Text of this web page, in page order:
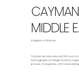
MIDDLE
Kingdom of Bahrain
The Bahrain International Offshore
leveraging its strategic location,
phases, it integrates offshore